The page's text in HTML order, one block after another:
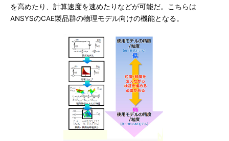
を高めたり、計算速度を速めたりなどが可能だ。こちらは
ANSYSのCAE製品群の物理モデル向けの機能となる。